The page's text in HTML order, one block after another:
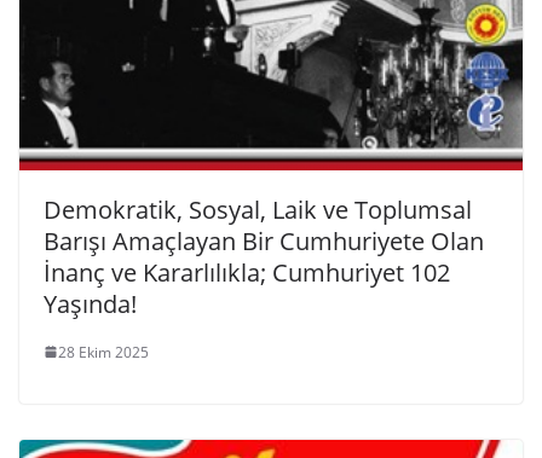
Demokratik, Sosyal, Laik ve Toplumsal
Barışı Amaçlayan Bir Cumhuriyete Olan
İnanç ve Kararlılıkla; Cumhuriyet 102
Yaşında!
28 Ekim 2025